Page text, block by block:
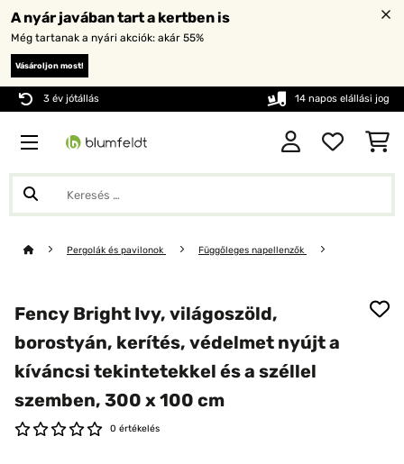
A nyár javában tart a kertben is
Még tartanak a nyári akciók: akár 55%
Vásároljon most!
3 év jótállás 14 napos elállási jog
Pergolák és pavilonok Függőleges napellenzők
Fency Bright Ivy, világoszöld,
borostyán, kerítés, védelmet nyújt a
kíváncsi tekintetekkel és a széllel
szemben, 300 x 100 cm
0 értékelés